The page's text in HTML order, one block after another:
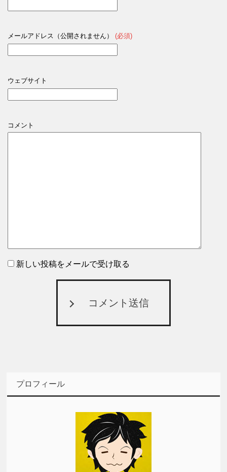
メールアドレス（公開されません） (必須)
ウェブサイト
コメント
新しい投稿をメールで受け取る
コメント送信
プロフィール